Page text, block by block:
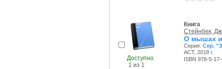
Доступно
1 из 1
Книга
Стейнбек,
О мышах
Серия: Сер.
АСТ, 2018 г.
ISBN 978-5-